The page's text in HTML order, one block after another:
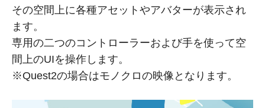
その空間上に各種アセットやアバターが表示され
ます。
専用の二つのコントローラーおよび手を使って空
間上のUIを操作します。
※Quest2の場合はモノクロの映像となります。